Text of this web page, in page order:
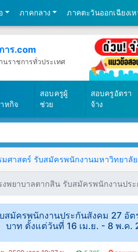
ภาคกลาง ภาคตะวันออกเฉียงเ
าร.com
นราชการทั่วประเทศ
หกิจ
สอบครูผู้
ช่วย
สอบครูอัตรา
จ้าง
ศาสตร์ รับสมัครพนักงานมหาวิทยาลั
งพยาบาลตากสิน รับสมัครพนักงานปร
สมัครพนักงานประกันสังคม 27 อัต
บาท ตั้งแต่วันที่ 16 เม.ย. - 8 พ.ค.